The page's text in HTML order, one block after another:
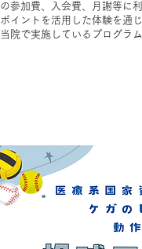
の参加費、入会費、月謝等に
ポイントを活用した体験を通
当院で実施しているプログラ